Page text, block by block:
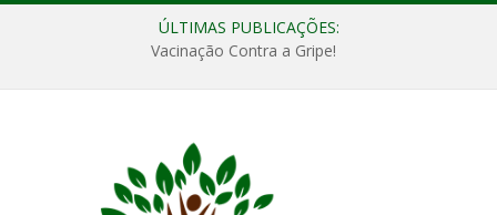
ÚLTIMAS PUBLICAÇÕES:
Vacinação Contra a Gripe!